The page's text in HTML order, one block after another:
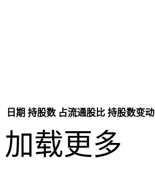
日期 持股数 占流通股比 持股数变动
加载更多